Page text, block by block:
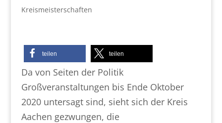
Kreismeisterschaften
teilen teilen
Da von Seiten der Politik
Großveranstaltungen bis Ende Oktober
2020 untersagt sind, sieht sich der Kreis
Aachen gezwungen, die